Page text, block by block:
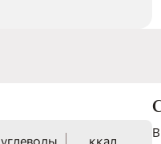
углеводы ккал